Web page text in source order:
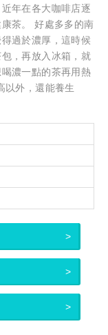
年在各大咖啡店逐
茶。 好處多多的南
過於濃厚，這時候
，再放入冰箱，就
濃一點的茶再用熱
以外，還能養生